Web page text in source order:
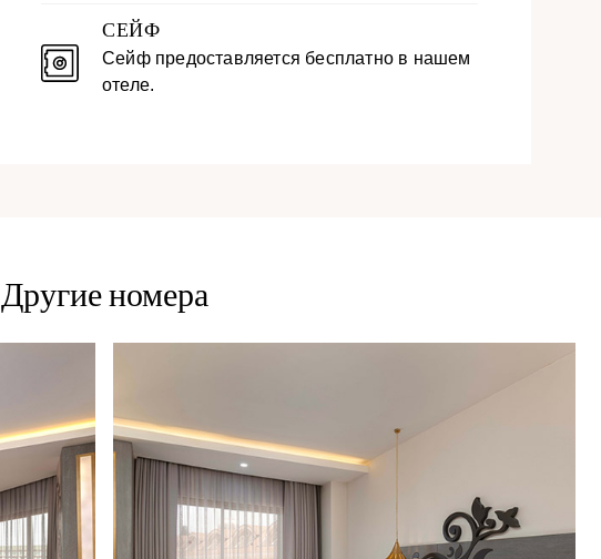
СЕЙФ
Сейф предоставляется бесплатно в нашем
отеле.
Другие номера